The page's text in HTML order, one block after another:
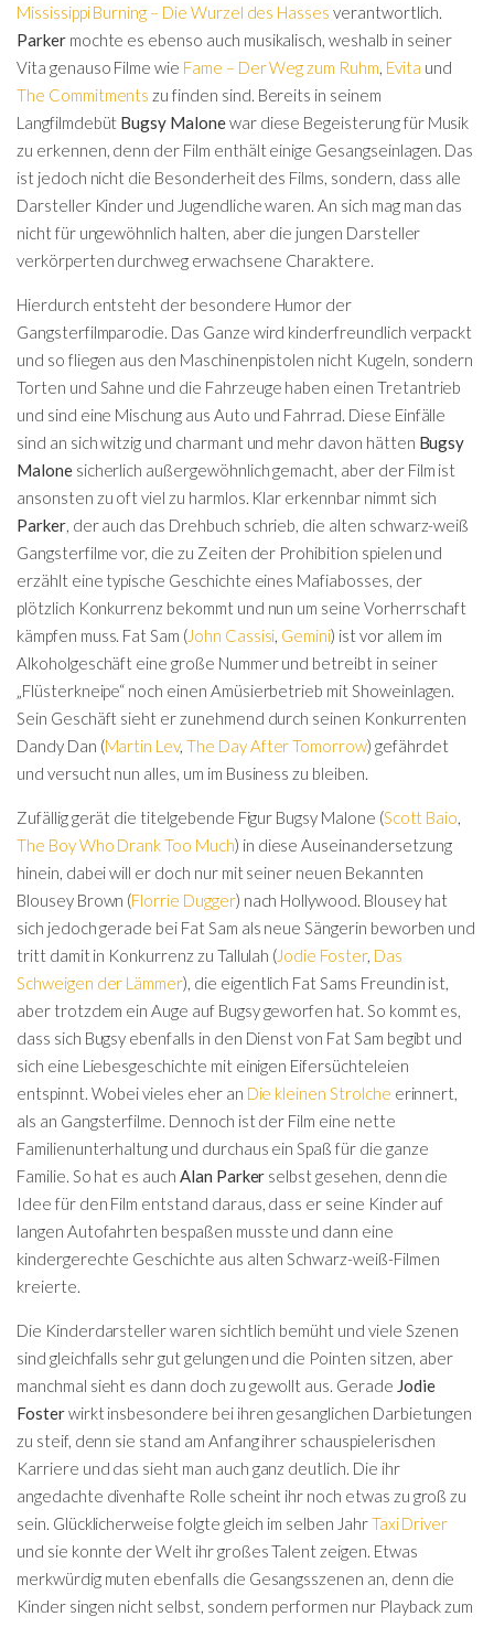
Mississippi Burning – Die Wurzel des Hasses verantwortlich.
Parker mochte es ebenso auch musikalisch, weshalb in seiner
Vita genauso Filme wie Fame – Der Weg zum Ruhm Evita und
The Commitmentszu finden sind. Bereits in seinem
Langfilmdebüt Bugsy Malonewar diese Begeisterung für Musik
zu erkennen, denn der Film enthält einige Gesangseinlagen. Das
ist jedoch nicht die Besonderheit des Films, sondern, dass alle
Darsteller Kinder und Jugendliche waren. An sich mag man das
nicht für ungewöhnlich halten, aber die jungen Darsteller
verkörperten durchweg erwachsene Charaktere.
Hierdurch entsteht der besondere Humor der
Gangsterfilmparodie. Das Ganze wird kinderfreundlich verpackt
und so fliegen aus den Maschinenpistolen nicht Kugeln, sondern
Torten und Sahne und die Fahrzeuge haben einen Tretantrieb
und sind eine Mischung aus Auto und Fahrrad. Diese Einfälle
sind an sich witzig und charmant und mehr davon hätten Bugsy
Malonesicherlich außergewöhnlich gemacht, aber der Film ist
ansonsten zu oft viel zu harmlos. Klar erkennbar nimmt sich
Parker, der auch das Drehbuch schrieb, die alten schwarz-weiß
Gangsterfilme vor, die zu Zeiten der Prohibition spielen und
erzählt eine typische Geschichte eines Mafiabosses, der
plötzlich Konkurrenz bekommt und nun um seine Vorherrschaft
kämpfen muss. Fat Sam (John Cassisi Gemini) ist vor allem im
Alkoholgeschäft eine große Nummer und betreibt in seiner
„Flüsterkneipe“ noch einen Amüsierbetrieb mit Showeinlagen.
Sein Geschäft sieht er zunehmend durch seinen Konkurrenten
Dandy Dan (Martin Lev, The Day After Tomorrow) gefährdet
und versucht nun alles, um im Business zu bleiben.
Zufällig gerät die titelgebende Figur Bugsy Malone (Scott Baio
The Boy Who Drank Too Much) in diese Auseinandersetzung
hinein, dabei will er doch nur mit seiner neuen Bekannten
Blousey Brown (Florrie Dugger) nach Hollywood. Blousey hat
sich jedoch gerade bei Fat Sam als neue Sängerin beworben und
tritt damit in Konkurrenz zu Tallulah ( Jodie Foster, Das
Schweigen der Lämmer), die eigentlich Fat Sams Freundin ist,
aber trotzdem ein Auge auf Bugsy geworfen hat. So kommt es,
dass sich Bugsy ebenfalls in den Dienst von Fat Sam begibt und
sich eine Liebesgeschichte mit einigen Eifersüchteleien
entspinnt. Wobei vieles eher an Die kleinen Strolche erinnert,
als an Gangsterfilme. Dennoch ist der Film eine nette
Familienunterhaltung und durchaus ein Spaß für die ganze
Familie. So hat es auch Alan Parker selbst gesehen, denn die
Idee für den Film entstand daraus, dass er seine Kinder auf
langen Autofahrten bespaßen musste und dann eine
kindergerechte Geschichte aus alten Schwarz-weiß-Filmen
kreierte.
Die Kinderdarsteller waren sichtlich bemüht und viele Szenen
sind gleichfalls sehr gut gelungen und die Pointen sitzen, aber
manchmal sieht es dann doch zu gewollt aus. Gerade Jodie
Fosterwirkt insbesondere bei ihren gesanglichen Darbietungen
zu steif, denn sie stand am Anfang ihrer schauspielerischen
Karriere und das sieht man auch ganz deutlich. Die ihr
angedachte divenhafte Rolle scheint ihr noch etwas zu groß zu
sein. Glücklicherweise folgte gleich im selben JahrTaxi Driver
und sie konnte der Welt ihr großes Talent zeigen. Etwas
merkwürdig muten ebenfalls die Gesangsszenen an, denn die
Kinder singen nicht selbst, sondern performen nur Playback zum